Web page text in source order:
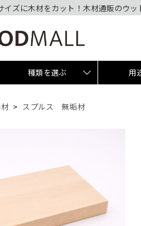
ズに木材をカット！木材通販のウッ
種類を選ぶ 用
スプルス 無垢材